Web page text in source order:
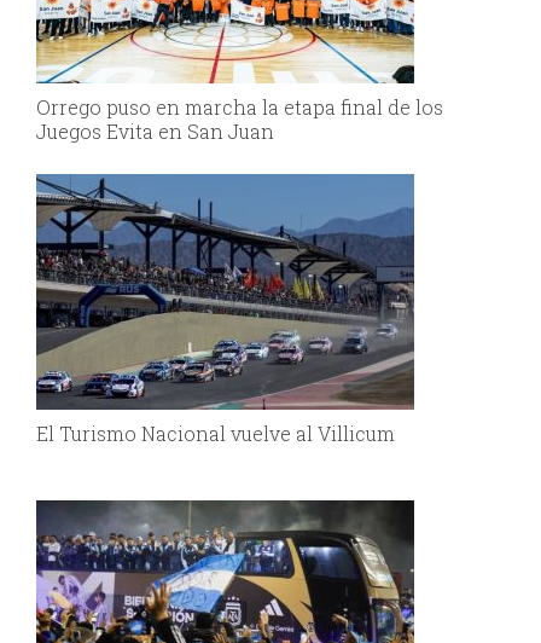
Orrego puso en marcha la etapa final de los
Juegos Evita en San Juan
El Turismo Nacional vuelve al Villicum